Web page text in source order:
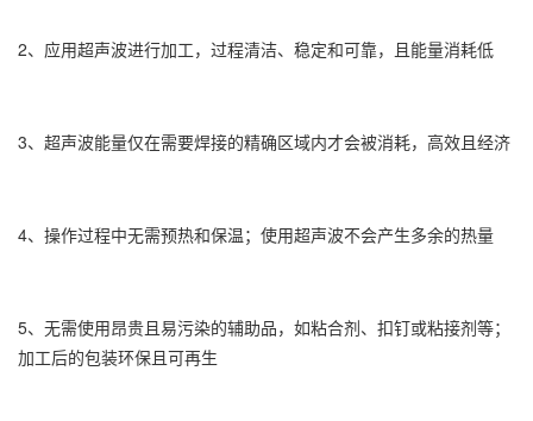
2、应用超声波进行加工，过程清洁、稳定和可靠，且能量消耗低
3、超声波能量仅在需要焊接的精确区域内才会被消耗，高效且经济
4、操作过程中无需预热和保温；使用超声波不会产生多余的热量
5、无需使用昂贵且易污染的辅助品，如粘合剂、扣钉或粘接剂等；
加工后的包装环保且可再生